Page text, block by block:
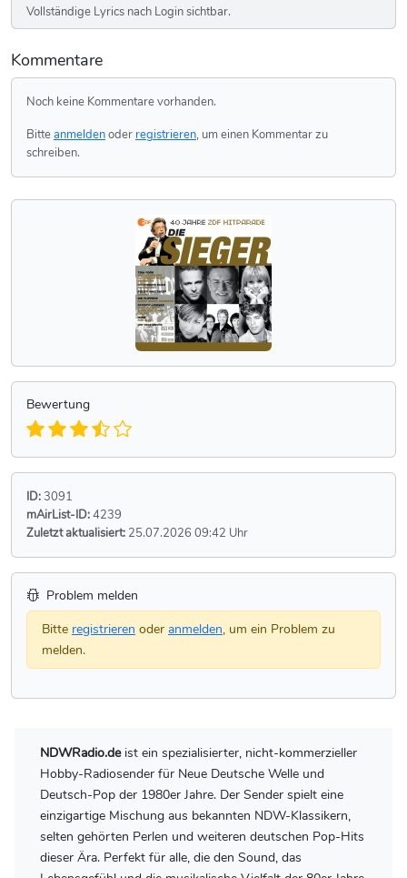
Vollständige Lyrics nach Login sichtbar.
Kommentare
Noch keine Kommentare vorhanden.
Bitteanmeldenoder registrieren, um einen Kommentar zu
schreiben.
Bewertung
ID:3091
mAirList-ID:4239
Zuletzt aktualisiert: 25.07.2026 09:42 Uhr
Problem melden
Bitte registrieren oder anmelden, um ein Problem zu
melden.
NDWRadio.deist ein spezialisierter, nicht-kommerzieller
Hobby-Radiosender für Neue Deutsche Welle und
Deutsch-Pop der 1980er Jahre. Der Sender spielt eine
einzigartige Mischung aus bekannten NDW-Klassikern,
selten gehörten Perlen und weiteren deutschen Pop-Hits
dieser Ära. Perfekt für alle, die den Sound, das